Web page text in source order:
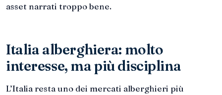
asset narrati troppo bene.
Italia alberghiera: molto
interesse, ma più disciplina
L’Italia resta uno dei mercati alberghieri più